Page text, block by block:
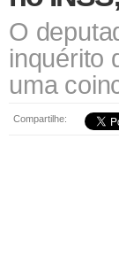
O
inquérito
uma
Compartilhe: